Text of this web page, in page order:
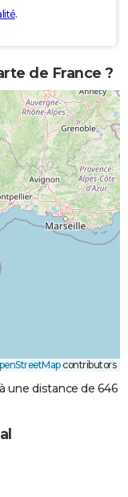
.
de France ?
contributors
une distance de 646